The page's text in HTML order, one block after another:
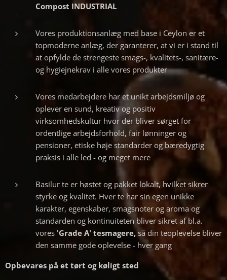
Compost INDUSTRIAL
Vores produktionsanlæg med base i Ceylon er et
topmoderne anlæg, der garanterer, at vi er i stand til
at opfylde de strengeste smags-, kvalitets-, sanitære-
og hygiejnekrav i alle vores produkter
Vores medarbejdere har et unikt arbejdsmiljø og
oplever en sund, kreativ og positiv
virksomhedskultur hvor der bliver sørget for
ordentlige arbejdsforhold, fair lønninger og
pensioner, etiske høje standarder og bæredygtig
praksis i alle led - og meget mere
Basilur te er høstet og pakket lokalt, hvilket sikrer
styrke og kvalitet. Hver te har sin egen unikke
karakter, egenskaber, smagsnoter og aroma og
standarden og kontinuiteten bliver sikret af bl.a.
vores 'Grade A' tesmagere, så din teoplevelse bliver
den samme gode oplevelse - hver gang
Opbevares på et tørt og køligt sted